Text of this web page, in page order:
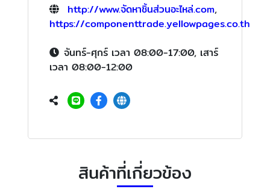
http://www.จัดหาชิ้นส่วนอะไหล่.com,
https://componenttrade.yellowpages.co.th
จันทร์-ศุกร์ เวลา 08:00-17:00, เสาร์
เวลา 08:00-12:00
สินค้าที่เกี่ยวข้อง